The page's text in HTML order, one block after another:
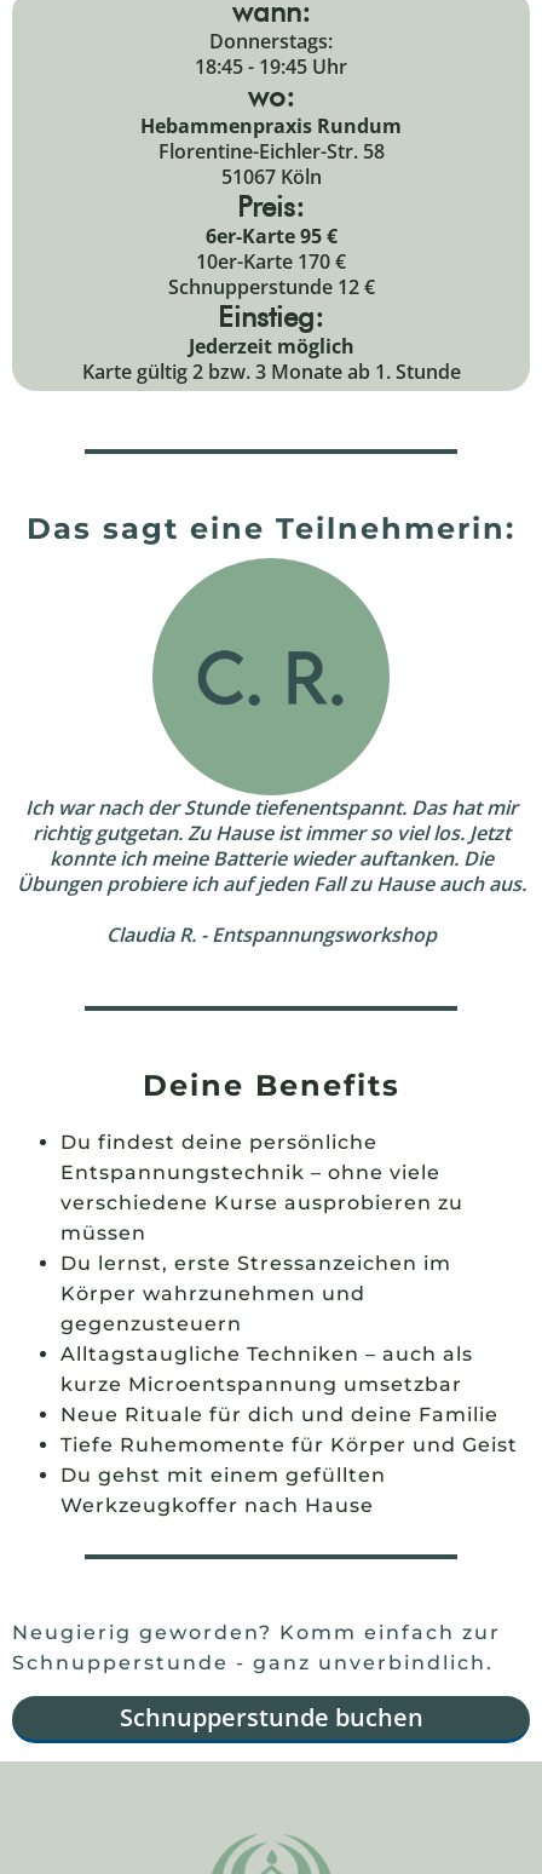
wann:
Donnerstags:
18:45 - 19:45 Uhr
wo:
Hebammenpraxis Rundum
Florentine-Eichler-Str. 58
51067 Köln
Preis:
6er-Karte 95 €
10er-Karte 170 €
Schnupperstunde 12 €
Einstieg:
Jederzeit möglich
Karte gültig 2 bzw. 3 Monate ab 1. Stunde
Das sagt eine Teilnehmerin:
Ich war nach der Stunde tiefenentspannt. Das hat mir
richtig gutgetan. Zu Hause ist immer so viel los. Jetzt
konnte ich meine Batterie wieder auftanken. Die
Übungen probiere ich auf jeden Fall zu Hause auch aus.
Claudia R. - Entspannungsworkshop
Deine Benefits
Du findest deine persönliche
Entspannungstechnik – ohne viele
verschiedene Kurse ausprobieren zu
müssen
Du lernst, erste Stressanzeichen im
Körper wahrzunehmen und
gegenzusteuern
Alltagstaugliche Techniken – auch als
kurze Microentspannung umsetzbar
Neue Rituale für dich und deine Familie
Tiefe Ruhemomente für Körper und Geist
Du gehst mit einem gefüllten
Werkzeugkoffer nach Hause
Neugierig geworden? Komm einfach zur
Schnupperstunde - ganz unverbindlich.
Schnupperstunde buchen